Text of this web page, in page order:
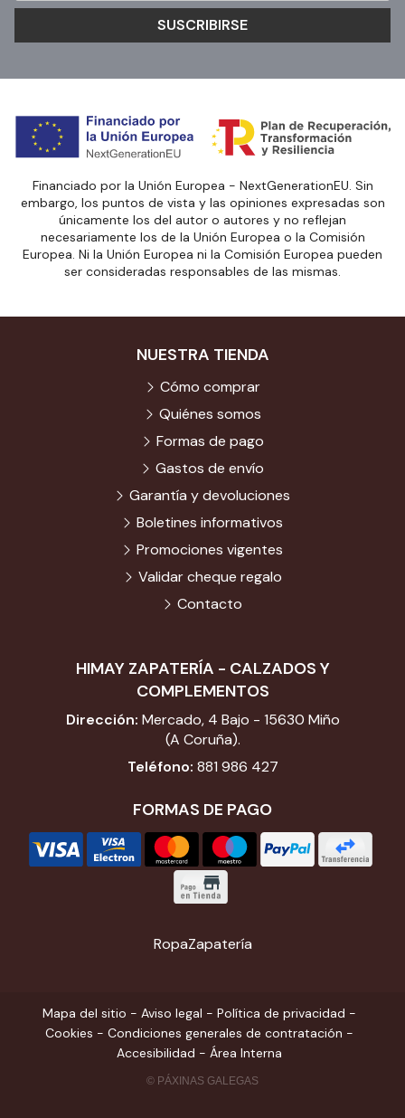
SUSCRIBIRSE
Financiado por la Unión Europea - NextGenerationEU. Sin
embargo, los puntos de vista y las opiniones expresadas son
únicamente los del autor o autores y no reflejan
necesariamente los de la Unión Europea o la Comisión
Europea. Ni la Unión Europea ni la Comisión Europea pueden
ser consideradas responsables de las mismas.
HIMAY ZAPATERÍA - CALZADOS Y
COMPLEMENTOS
Dirección: Mercado, 4 Bajo - 15630 Miño
(A Coruña).
Teléfono: 881 986 427
FORMAS DE PAGO
NUESTRA TIENDA
Cómo comprar
Quiénes somos
Formas de pago
Gastos de envío
Garantía y devoluciones
Boletines informativos
Promociones vigentes
Validar cheque regalo
Contacto
RopaZapatería
Mapa del sitio - Aviso legal - Política de privacidad -
Cookies - Condiciones generales de contratación -
Accesibilidad - Área Interna
© PÁXINAS GALEGAS